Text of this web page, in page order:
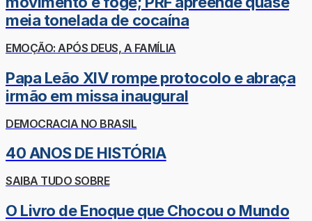
meia tonelada de cocaína
EMOÇÃO: APÓS DEUS, A FAMÍLIA
Papa Leão XIV rompe protocolo e abraça
irmão em missa inaugural
DEMOCRACIA NO BRASIL
40 ANOS DE HISTÓRIA
SAIBA TUDO SOBRE
O Livro de Enoque que Chocou o Mundo